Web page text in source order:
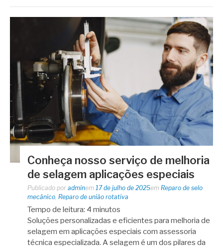
Conheça nosso serviço de melhoria
de selagem aplicações especiais
Publicado por adminem 17 de julho de 2025em Reparo de selo
mecânico Reparo de união rotativa
Tempo de leitura: 4 minutos
Soluções personalizadas e eficientes para melhoria de
selagem em aplicações especiais com assessoria
técnica especializada. A selagem é um dos pilares da